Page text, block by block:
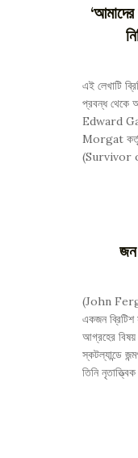
এই লেখাটি
প্রবন্ধ থেকে
Edward
Morgat
(Survivor
জন
(John
একজন ব্রিটিশ
আগ্রহের বিষয়
স্কটল্যান্ডে
তিনি